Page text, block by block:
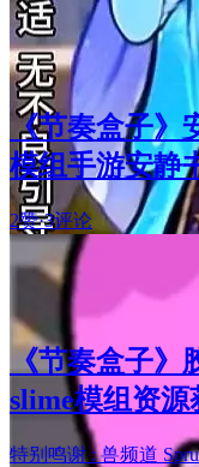
《节奏盒子》
模组手游安静
2赞·3评论
《节奏盒子
slime模组资
特别鸣谢 : 兽频道